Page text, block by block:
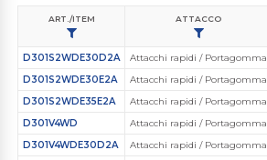
ART./ITEM ATTACCO
D301S2WDE30D2A Attacchi rapidi / Portagomma
D301S2WDE30E2A
Attacchi rapidi / Portagomma
D301S2WDE35E2A
Attacchi rapidi / Portagomma
D301V4WD
Attacchi rapidi / Portagomma
D301V4WDE30D2A
Attacchi rapidi / Portagomma